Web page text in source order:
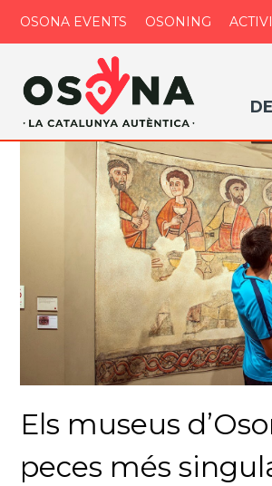
OSONA EVENTS OSONING
Els museus
peces més